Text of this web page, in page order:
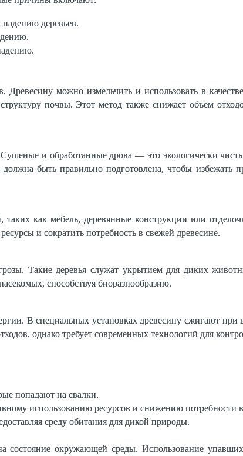
деревьев.
можно измельчить и использовать в
почвы. Этот метод также снижает объем
и обработанные дрова — это экологически
быть правильно подготовлена, чтобы избежать
как мебель, деревянные конструкции или
и сократить потребность в свежей древесине.
Такие деревья служат укрытием для диких
способствуя биоразнообразию.
В специальных установках древесину сжигают при
однако требует современных технологий для
попадают на свалки.
использованию ресурсов и снижению потребности
среду обитания для дикой природы.
окружающей среды. Использование упавших